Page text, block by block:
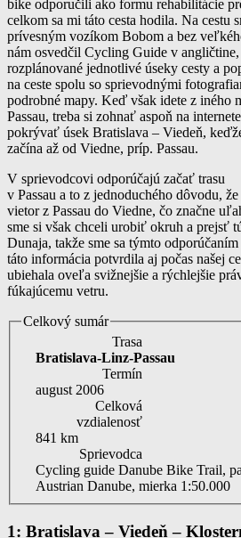
bike odporučili ako formu rehabilitácie
celkom sa mi táto cesta hodila. Na cestu
prívesným vozíkom Bobom a bez
nám osvedčil Cycling Guide v
rozplánované jednotlivé úseky cesty a
na ceste spolu so sprievodnými
podrobné mapy. Keď však idete z iného
Passau, treba si zohnať aspoň na
pokrývať úsek Bratislava – Viedeň,
začína až od Viedne, príp. Passau.
V sprievodcovi odporúčajú začať trasu
v Passau a to z jednoduchého dôvodu,
vietor z Passau do Viedne, čo značne
sme si však chceli urobiť okruh a prejsť
Dunaja, takže sme sa týmto
táto informácia potvrdila aj počas našej
ubiehala oveľa svižnejšie a rýchlejšie
fúkajúcemu vetru.
Celkový sumár
Trasa
Bratislava-Linz-Passau
Termín
august 2006
Celková
vzdialenosť
841 km
Sprievodca
Cycling guide Danube Bike Trail,
Austrian Danube, mierka 1:50.000
1: Bratislava – Viedeň –